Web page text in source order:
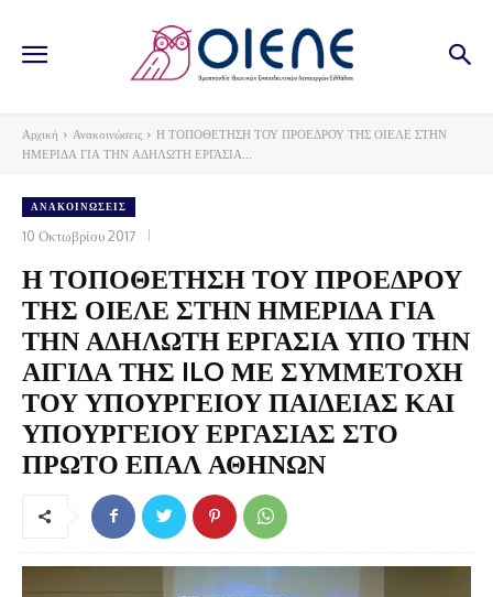
Αρχική Ανακοινώσεις
Η ΤΟΠΟΘΕΤΗΣΗ ΤΟΥ ΠΡΟΕΔΡΟΥ ΤΗΣ ΟΙΕΛΕ ΣΤΗΝ
ΗΜΕΡΙΔΑ ΓΙΑ ΤΗΝ ΑΔΗΛΩΤΗ ΕΡΓΑΣΙΑ...
ΑΝΑΚΟΙΝΏΣΕΙΣ
10 Οκτωβρίου 2017
Η ΤΟΠΟΘΕΤΗΣΗ ΤΟΥ ΠΡΟΕΔΡΟΥ
ΤΗΣ ΟΙΕΛΕ ΣΤΗΝ ΗΜΕΡΙΔΑ ΓΙΑ
ΤΗΝ ΑΔΗΛΩΤΗ ΕΡΓΑΣΙΑ ΥΠΟ ΤΗΝ
ΑΙΓΙΔΑ ΤΗΣ ILO ΜΕ ΣΥΜΜΕΤΟΧΗ
ΤΟΥ ΥΠΟΥΡΓΕΙΟΥ ΠΑΙΔΕΙΑΣ ΚΑΙ
ΥΠΟΥΡΓΕΙΟΥ ΕΡΓΑΣΙΑΣ ΣΤΟ
ΠΡΩΤΟ ΕΠΑΛ ΑΘΗΝΩΝ